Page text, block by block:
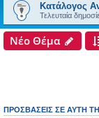
Κατάλογος
Τελευταία
Νέο Θέμα
ΠΡΟΣΒΆΣΕΙΣ ΣΕ ΑΥΤΉ